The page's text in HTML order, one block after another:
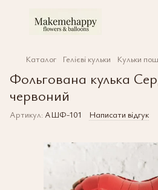
Каталог Гелієві кульки Кульки
Фольгована кулька
червоний
Артикул: АШФ-101 Написати відгук